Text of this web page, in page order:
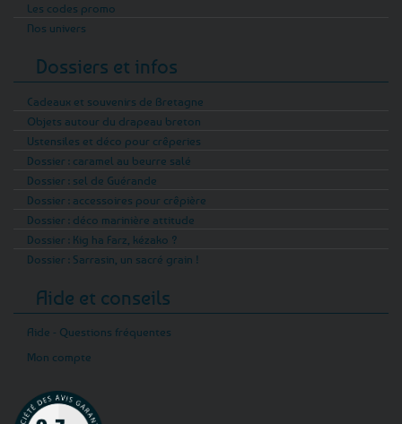
Les codes promo
Nos univers
Dossiers et infos
Cadeaux et souvenirs de Bretagne
Objets autour du drapeau breton
Ustensiles et déco pour crêperies
Dossier : caramel au beurre salé
Dossier : sel de Guérande
Dossier : accessoires pour crêpière
Dossier : déco marinière attitude
Dossier : Kig ha Farz, kézako ?
Dossier : Sarrasin, un sacré grain !
Aide et conseils
Aide - Questions fréquentes
Mon compte